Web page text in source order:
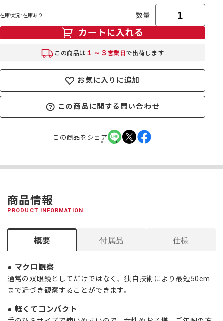
在庫状況 : 在庫あり 数量
カートに入れる
この商品は １～３ 営業日 で出荷します
お気に入りに追加
この商品に関する問い合わせ
この商品をシェア
商品情報
PRODUCT INFORMATION
概要 付属品 仕様
マクロ観察
通常の双眼鏡としてだけではなく、独自技術により最短50cm
まで近づき観察することができます。
軽くてコンパクト